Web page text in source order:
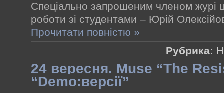
Спеціально запрошеним членом журі
роботи зі студентами – Юрій
Прочитати повністю »
Рубрика:
24 вересня. Muse “The
“Demo:версії”